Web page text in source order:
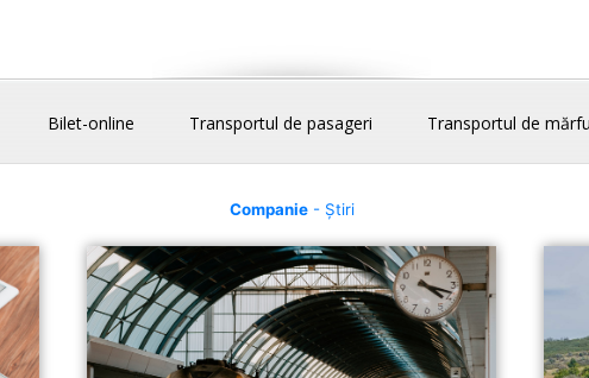
Bilet-online Transportul de pasageri Transportul de
Companie- Știri